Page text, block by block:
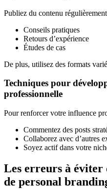
Publiez du contenu
Conseils pratiques
Retours d’expérience
Études de cas
De plus, utilisez des formats
Techniques pour
professionnelle
Pour renforcer votre influence
Commentez des posts
Collaborez avec d’autres
Soyez actif dans votre
Les erreurs à éviter
de personal